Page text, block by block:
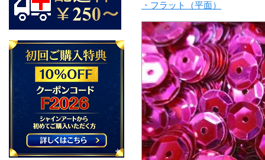
・フラット（平面）